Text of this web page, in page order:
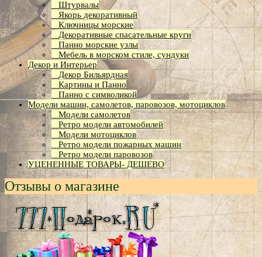
Штурвалы
Якорь декоративный
Ключницы морские
Декоративные спасательные круги
Панно морские узлы
Мебель в морском стиле, сундуки
Декор и Интерьер
Декор Бильярдная
Картины и Панно
Панно с символикой
Модели машин, самолетов, паровозов, мотоциклов
Модели самолетов
Ретро модели автомобилей
Модели мотоциклов
Ретро модели пожарных машин
Ретро модели паровозов
УЦЕНЕННЫЕ ТОВАРЫ- ДЕШЕВО
Отзывы о магазине